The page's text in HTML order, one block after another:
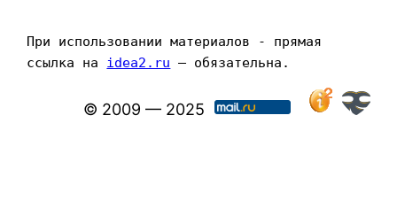
При использовании материалов - прямая
ссылка на idea2.ru — обязательна.
© 2009 — 2025